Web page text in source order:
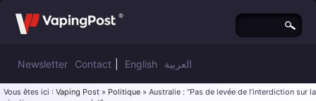
Newsletter Contact English العربية
Vous êtes ici : Vaping Post » Politique » Australie : “Pas de levée de l’interdiction sur la